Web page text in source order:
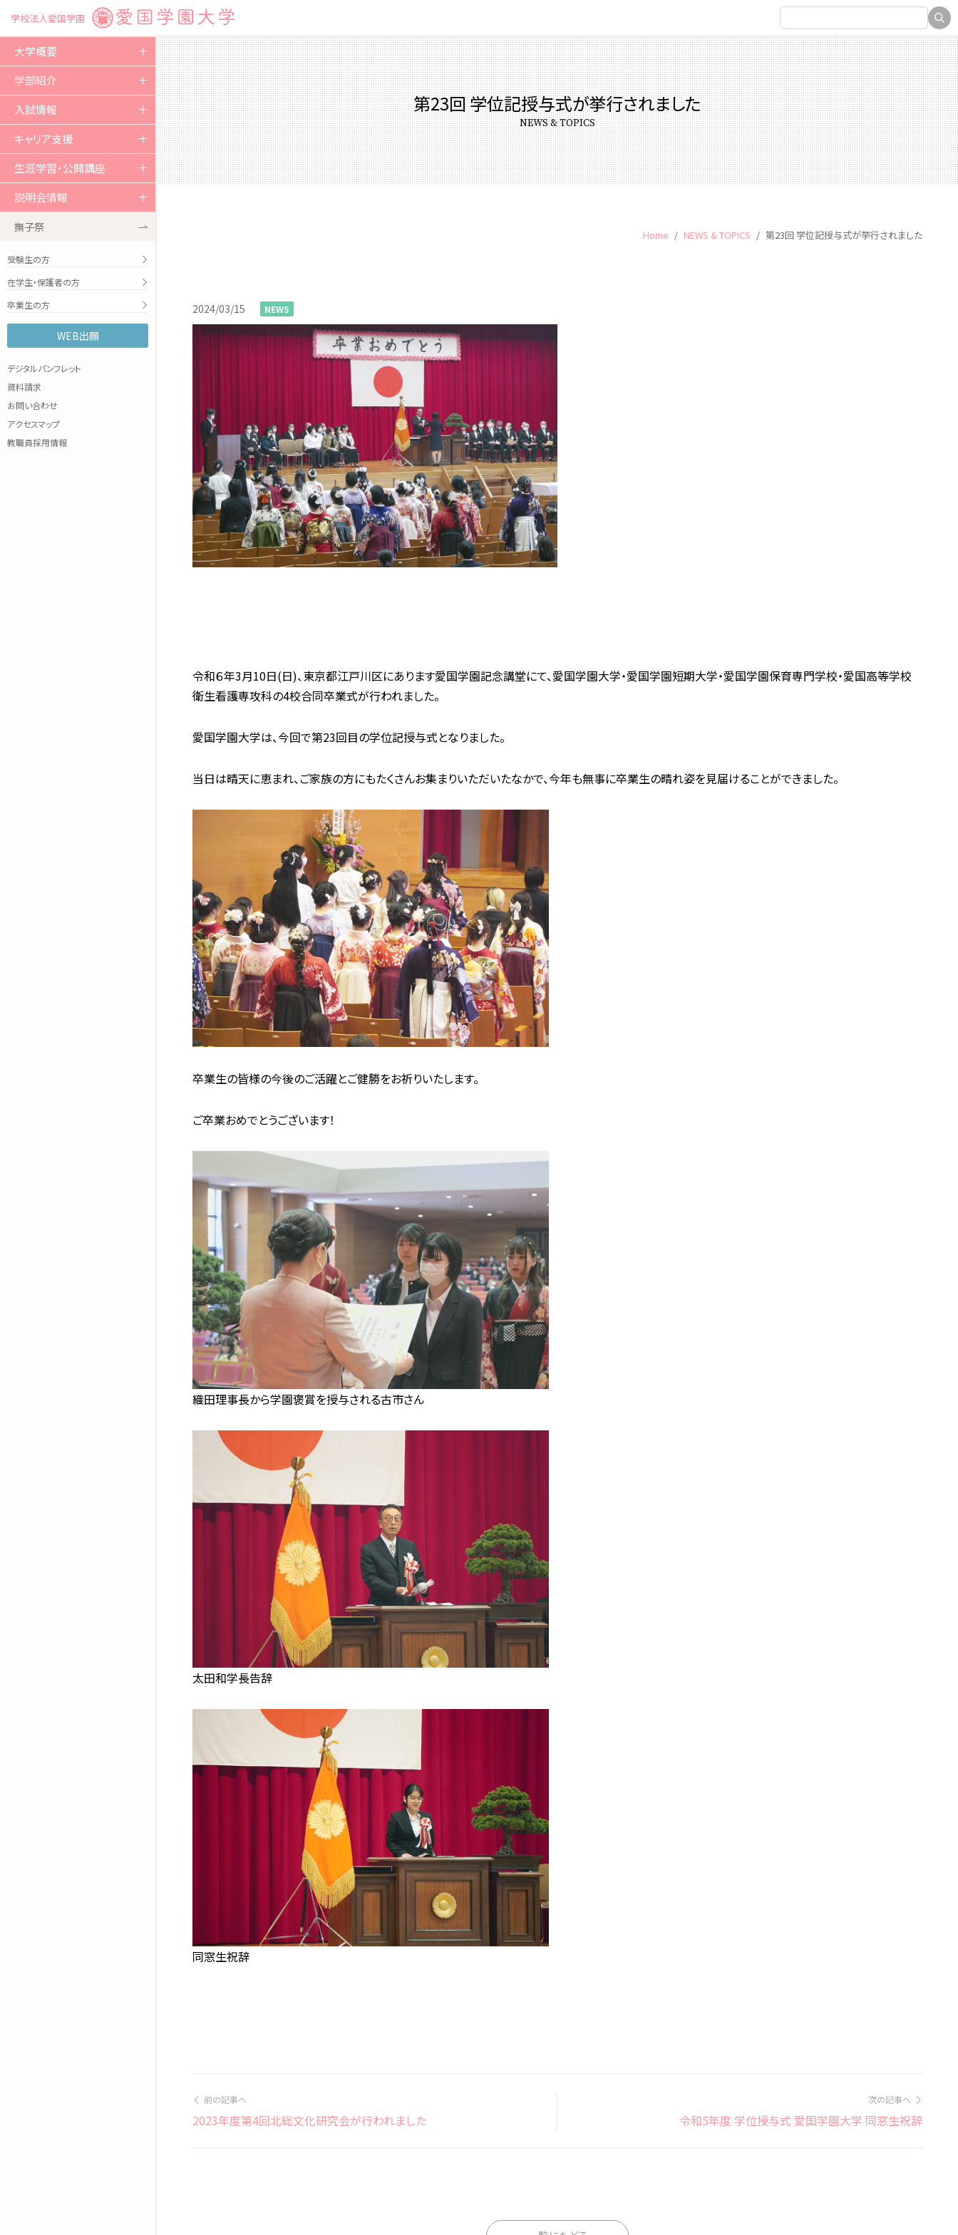
学校法人愛国学園
大学概要
ご挨拶
教育方針および沿革
組織図
教育研究環境
教育情報の公表
学術・研究
学生支援
関連諸学校
学部紹介
人間文化学部
教育課程の体系
キャンパスライフ
入試情報
入試概要
試験区分
キャリア支援
資格取得
卒業生の進路実績
本学のキャリア・就職支援
就職・採用活動について
生涯学習・公開講座
生涯学習・公開講座
市民大学講座
愛大オープンカレッジ
説明会情報
説明会情報 2026
オープンキャンパス
特キャン！
留学生の方々へ
WEB OPEN CAMPUS
各種参加申込み
撫子祭
受験生の方
在学生・保護者の方
卒業生の方
WEB出願
デジタルパンフレット
資料請求
お問い合わせ
アクセスマップ
教職員採用情報
第23回 学位記授与式が挙行されました
NEWS & TOPICS
Home NEWS & TOPICS 第23回 学位記授与式が挙行されました
2024/03/15 NEWS
令和６年3月10日(日)、東京都江戸川区にあります愛国学園記念講堂にて、愛国学園大学・愛国学園短期大学・愛国学園保育専門学校・愛国高等学校
衛生看護専攻科の4校合同卒業式が行われました。
愛国学園大学は、今回で第23回目の学位記授与式となりました。
当日は晴天に恵まれ、ご家族の方にもたくさんお集まりいただいたなかで、今年も無事に卒業生の晴れ姿を見届けることができました。
卒業生の皆様の今後のご活躍とご健勝をお祈りいたします。
ご卒業おめでとうございます！
織田理事長から学園褒賞を授与される古市さん
太田和学長告辞
同窓生祝辞
前の記事へ
2023年度第4回北総文化研究会が行われました
次の記事へ
令和5年度 学位授与式 愛国学園大学 同窓生祝辞